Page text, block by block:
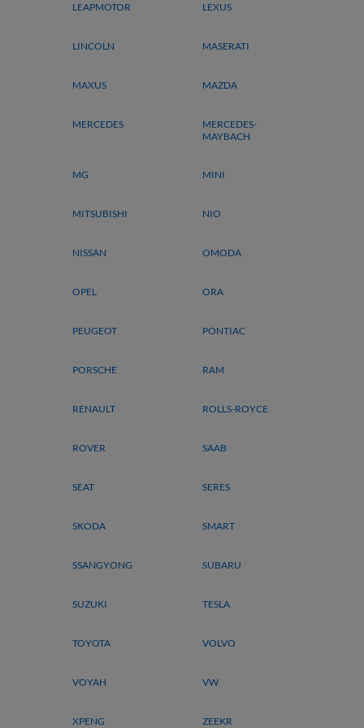
LEAPMOTOR LEXUS
LINCOLN MASERATI
MAXUS MAZDA
MERCEDES
MERCEDES-
MAYBACH
MG MINI
MITSUBISHI NIO
NISSAN OMODA
OPEL ORA
PEUGEOT PONTIAC
PORSCHE RAM
RENAULT ROLLS-ROYCE
ROVER SAAB
SEAT SERES
SKODA SMART
SSANGYONG SUBARU
SUZUKI TESLA
TOYOTA VOLVO
VOYAH VW
XPENG ZEEKR